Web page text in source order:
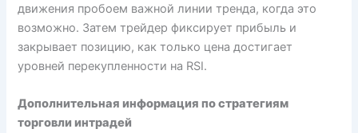
движения пробоем важной линии тренда, когда это
возможно. Затем трейдер фиксирует прибыль и
закрывает позицию, как только цена достигает
уровней перекупленности на RSI.
Дополнительная информация по стратегиям
торговли интрадей